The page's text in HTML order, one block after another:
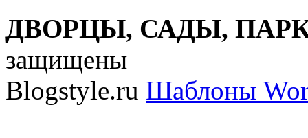
ДВОРЦЫ, САДЫ,
защищены
Blogstyle.ru Шаблоны